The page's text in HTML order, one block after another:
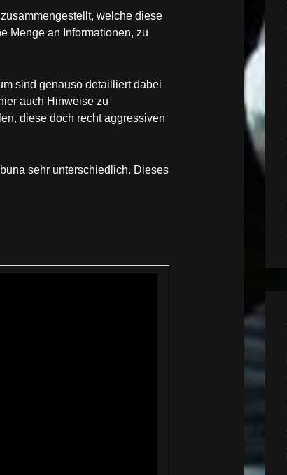
welche diese
Menge an Informationen, zu
sind genauso detailliert dabei
auch Hinweise zu
diese doch recht aggressiven
sehr unterschiedlich. Dieses